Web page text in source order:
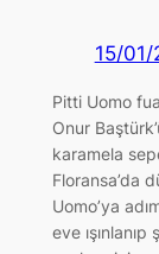
15/01/
Pitti Uomo
Onur
karamela
Floransa’da
Uomo’ya
eve